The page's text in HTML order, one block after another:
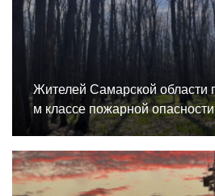
Жителей Самарской области
м классе пожарной опасности